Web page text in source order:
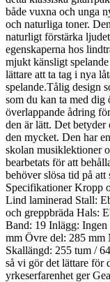
både vuxna och unga
och naturliga toner.
naturligt förstärka
egenskaperna hos
mjukt känsligt
lättare att ta tag i nya
spelande.Tålig design
som du kan ta med dig
överlappande ådring
den är lätt. Det betyder
den mycket. Den har
skolan musiklektioner
bearbetats för att
behöver slösa tid på att
Specifikationer Kropp
Lind laminerad Stall:
och greppbräda Hals:
Band: 19 Inlägg:
mm Övre del: 285 mm
Skallängd: 255 tum /
så vi gör det lättare för
yrkeserfarenhet ger